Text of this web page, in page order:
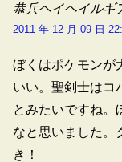
恭兵ヘイヘイルギ
2011 年 12 月 09 日
ぼくはポケモンが
いい。聖剣士はコ
とみたいですね。
なと思いました
き！